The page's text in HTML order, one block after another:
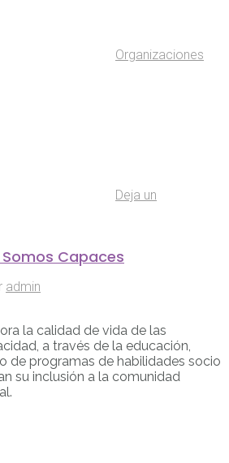
Organizaciones
Deja un
Somos Capaces
admin
la calidad de vida de las
a través de la educación,
de programas de habilidades socio
su inclusión a la comunidad